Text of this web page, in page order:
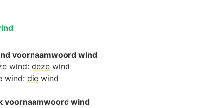
voornaamwoord wind
wind: deze wind
wind: die wind
voornaamwoord wind